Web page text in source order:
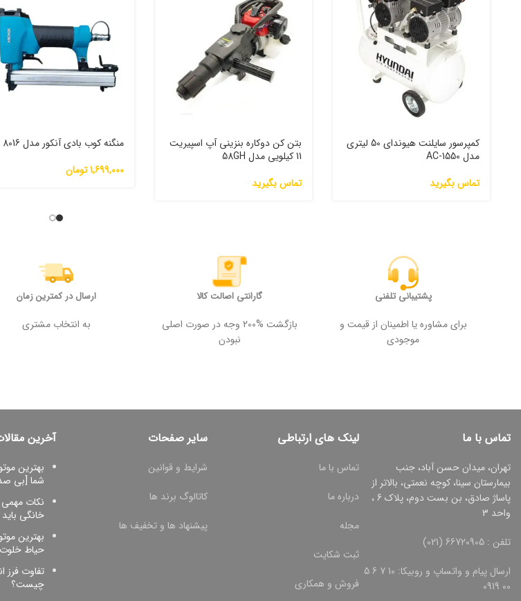
کمپرسور سایلنت هیوندای 50 لیتری
مدل 1550-AC
تماس بگیرید
بتن کن دوکاره بنزینی آپ اسپیریت
11 کیلویی مدل 58GH
تماس بگیرید
منگنه کوب بادی آنکور مدل 8016
1,699,000تومان
پشتیبانی تلفنی
برای مشاوره یا اطمینان از قیمت و
موجودی
گارانتی اصالت کالا
بازگشت %200 وجه در صورت اصلی
نبودن
ارسال در کمترین زمان
به انتخاب مشتری
تماس با ما
تهران، میدان حسن آباد، جنب
بیمارستان سینا، کوچه نعمتی، بالاتر از
پاساژ صادق، بن بست دوم، پلاک 6 ،
واحد 3
تلفن : 66720905 (021)
ارسال پیام و واتساپ و روبیکا: 10 7 6 5
00 0919
لینک های ارتباطی
تماس با ما
درباره ما
مجله
ثبت شکایت
فروش و همکاری
سایر صفحات
شرایط و قوانین
کاتالوگ برند ها
پیشنهاد ها و تخفیف ها
آخرین
بهترین
شما [بی
نکات
خانگی باید
بهترین
حیاط
تفاوت فرز
چیست؟